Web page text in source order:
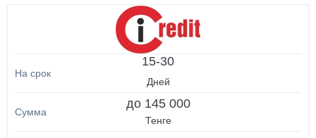
15-30
Дней
до 145 000
Тенге